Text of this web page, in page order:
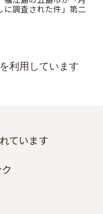
に調査された件」第二
利用しています
ています